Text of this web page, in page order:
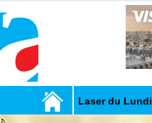
Laser du Lundi